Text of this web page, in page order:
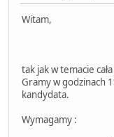
Witam,
tak jak w temacie
Gramy w godzinach
kandydata.
Wymagamy :